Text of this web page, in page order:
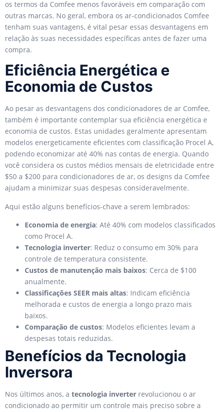
os termos da Comfee menos favoráveis em comparação com
outras marcas. No geral, embora os ar-condicionados Comfee
tenham suas vantagens, é vital pesar essas desvantagens em
relação às suas necessidades específicas antes de fazer uma
compra.
Eficiência Energética e
Economia de Custos
Ao pesar as desvantagens dos condicionadores de ar Comfee,
também é importante contemplar sua eficiência energética e
economia de custos. Estas unidades geralmente apresentam
modelos energeticamente eficientes com classificação Procel A,
podendo economizar até 40% nas contas de energia. Quando
você considera os custos médios mensais de eletricidade entre
$50 a $200 para condicionadores de ar, os designs da Comfee
ajudam a minimizar suas despesas consideravelmente.
Aqui estão alguns benefícios-chave a serem lembrados:
Economia de energia: Até 40% com modelos classificados
como Procel A.
Tecnologia inverter: Reduz o consumo em 30% para
controle de temperatura consistente.
Custos de manutenção mais baixos: Cerca de $100
anualmente.
Classificações SEER mais altas: Indicam eficiência
melhorada e custos de energia a longo prazo mais
baixos.
Comparação de custos: Modelos eficientes levam a
despesas totais reduzidas.
Benefícios da Tecnologia
Inversora
Nos últimos anos, a tecnologia inverter revolucionou o ar
condicionado ao permitir um controle mais preciso sobre a